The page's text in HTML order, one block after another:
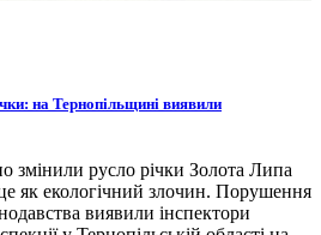
на Тернопільщині виявили
змінили русло річки Золота Липа
як екологічний злочин. Порушення
виявили інспектори